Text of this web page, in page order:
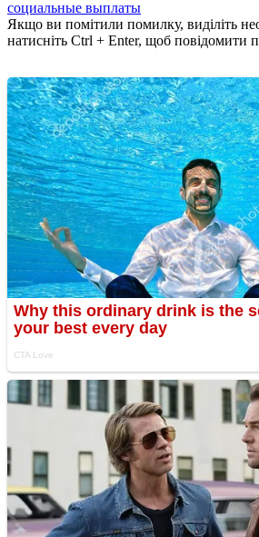
социальные выплаты
Якщо ви помітили помилку, виділіть
натисніть Ctrl + Enter, щоб повідомити